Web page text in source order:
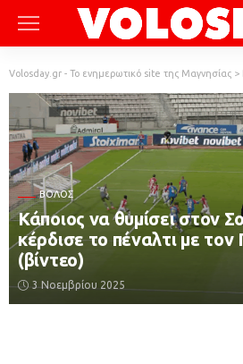
Volosday.gr - Το ενημερωτικό site της Μαγνησίας >
ΒΌΛΟΣ
Κάποιος να θυμίσει στον
κέρδισε το πέναλτι με
(βίντεο)
3 Νοεμβρίου 2025